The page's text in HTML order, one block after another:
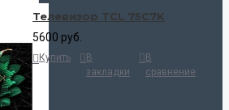
Телевизор TCL 75C7K
5600 руб.
Купить
В
закладки
В
сравнение